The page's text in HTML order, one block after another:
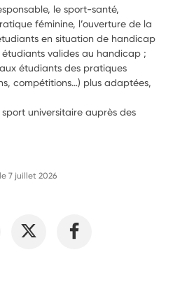
le sport-santé,
féminine, l’ouverture de la
en situation de handicap
valides au handicap ;
étudiants des pratiques
compétitions…) plus adaptées,
universitaire auprès des
de l’enseignement supérieur;
avec des établissements
sociaux et développer le
des opérations de
le7 juillet 2026